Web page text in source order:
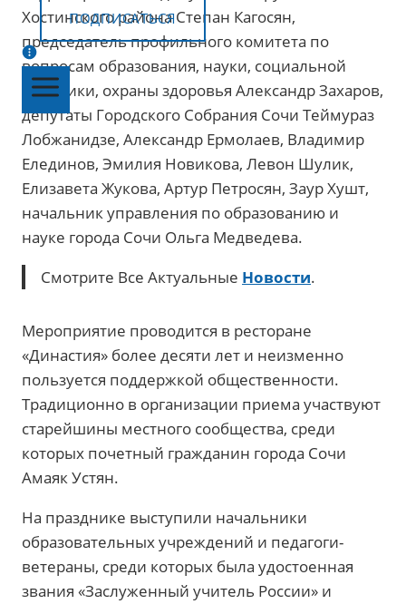
ПОДПИСАТЬСЯ
Хостинского района Степан Кагосян,
председатель профильного комитета по
вопросам образования, науки, социальной
политики, охраны здоровья Александр Захаров,
депутаты Городского Собрания Сочи Теймураз
Лобжанидзе, Александр Ермолаев, Владимир
Елединов, Эмилия Новикова, Левон Шулик,
Елизавета Жукова, Артур Петросян, Заур Хушт,
начальник управления по образованию и
науке города Сочи Ольга Медведева.
Смотрите Все Актуальные Новости.
Мероприятие проводится в ресторане
«Династия» более десяти лет и неизменно
пользуется поддержкой общественности.
Традиционно в организации приема участвуют
старейшины местного сообщества, среди
которых почетный гражданин города Сочи
Амаяк Устян.
На празднике выступили начальники
образовательных учреждений и педагоги-
ветераны, среди которых была удостоенная
звания «Заслуженный учитель России» и